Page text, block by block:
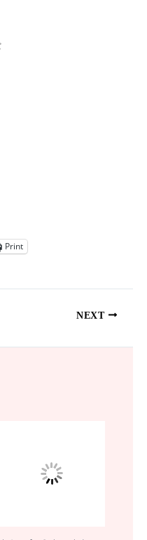
Print
NEXT